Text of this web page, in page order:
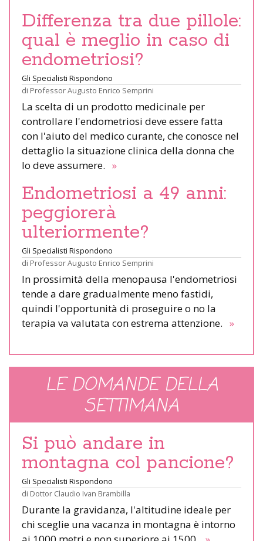
Differenza tra due pillole:
qual è meglio in caso di
endometriosi?
Gli Specialisti Rispondono
di Professor Augusto Enrico Semprini
La scelta di un prodotto medicinale per
controllare l'endometriosi deve essere fatta
con l'aiuto del medico curante, che conosce nel
dettaglio la situazione clinica della donna che
lo deve assumere. »
Endometriosi a 49 anni:
peggiorerà
ulteriormente?
Gli Specialisti Rispondono
di Professor Augusto Enrico Semprini
In prossimità della menopausa l'endometriosi
tende a dare gradualmente meno fastidi,
quindi l'opportunità di proseguire o no la
terapia va valutata con estrema attenzione. »
LE DOMANDE DELLA
SETTIMANA
Si può andare in
montagna col pancione?
Gli Specialisti Rispondono
di Dottor Claudio Ivan Brambilla
Durante la gravidanza, l'altitudine ideale per
chi sceglie una vacanza in montagna è intorno